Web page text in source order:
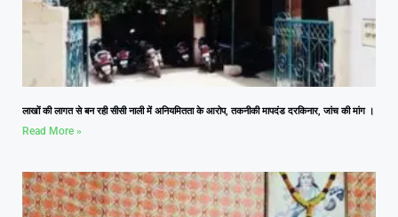
लाखों की लागत से बन रही सीसी नाली में अनियमितता के आरोप, तकनीकी मापदंड दरकिनार, जांच की मांग ।
Read More »